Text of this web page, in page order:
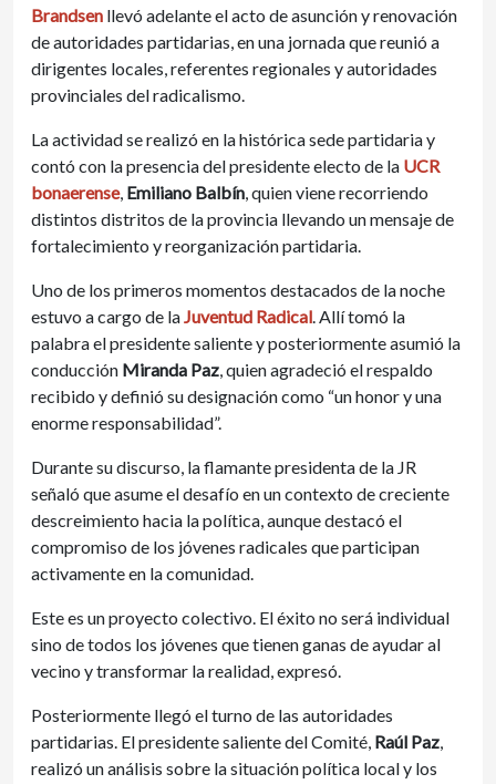
Brandsen llevó adelante el acto de asunción y renovación
de autoridades partidarias, en una jornada que reunió a
dirigentes locales, referentes regionales y autoridades
provinciales del radicalismo.
La actividad se realizó en la histórica sede partidaria y
contó con la presencia del presidente electo de la UCR
bonaerense, Emiliano Balbín , quien viene recorriendo
distintos distritos de la provincia llevando un mensaje de
fortalecimiento y reorganización partidaria.
Uno de los primeros momentos destacados de la noche
estuvo a cargo de la Juventud Radical . Allí tomó la
palabra el presidente saliente y posteriormente asumió la
conducción Miranda Paz , quien agradeció el respaldo
recibido y definió su designación como “un honor y una
enorme responsabilidad”.
Durante su discurso, la flamante presidenta de la JR
señaló que asume el desafío en un contexto de creciente
descreimiento hacia la política, aunque destacó el
compromiso de los jóvenes radicales que participan
activamente en la comunidad.
Este es un proyecto colectivo. El éxito no será individual
sino de todos los jóvenes que tienen ganas de ayudar al
vecino y transformar la realidad, expresó.
Posteriormente llegó el turno de las autoridades
partidarias. El presidente saliente del Comité, Raúl Paz
realizó un análisis sobre la situación política local y los